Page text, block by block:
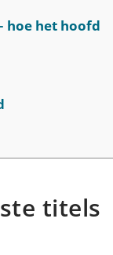
hoe het hoofd
titels